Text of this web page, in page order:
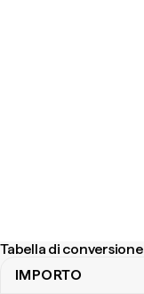
Tabella di
IMPORTO